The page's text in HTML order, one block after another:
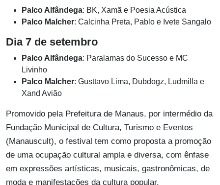
Palco Alfândega: BK, Xamã e Poesia Acústica
Palco Malcher: Calcinha Preta, Pablo e Ivete Sangalo
Dia 7 de setembro
Palco Alfândega: Paralamas do Sucesso e MC
Livinho
Palco Malcher: Gusttavo Lima, Dubdogz, Ludmilla e
Xand Avião
Promovido pela Prefeitura de Manaus, por intermédio da
Fundação Municipal de Cultura, Turismo e Eventos
(Manauscult), o festival tem como proposta a promoção
de uma ocupação cultural ampla e diversa, com ênfase
em expressões artísticas, musicais, gastronômicas, de
moda e manifestações da cultura popular.